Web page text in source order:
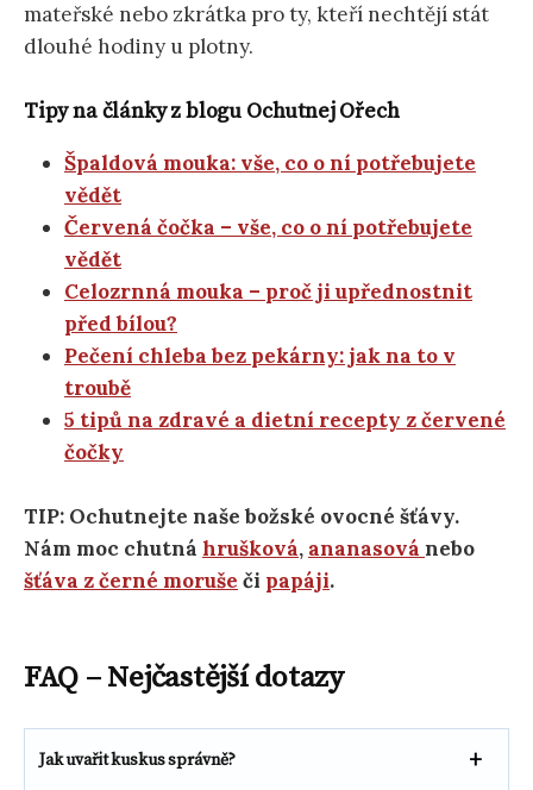
mateřské nebo zkrátka pro ty, kteří nechtějí stát
dlouhé hodiny u plotny.
Tipy na články z blogu Ochutnej Ořech
Špaldová mouka: vše, co o ní potřebujete
vědět
Červená čočka – vše, co o ní potřebujete
vědět
Celozrnná mouka – proč ji upřednostnit
před bílou?
Pečení chleba bez pekárny: jak na to v
troubě
5 tipů na zdravé a dietní recepty z červené
čočky
TIP: Ochutnejte naše božské ovocné šťávy.
Nám moc chutná hrušková, ananasová nebo
šťáva z černé moruše či papáji.
FAQ – Nejčastější dotazy
Jak uvařit kuskus správně?